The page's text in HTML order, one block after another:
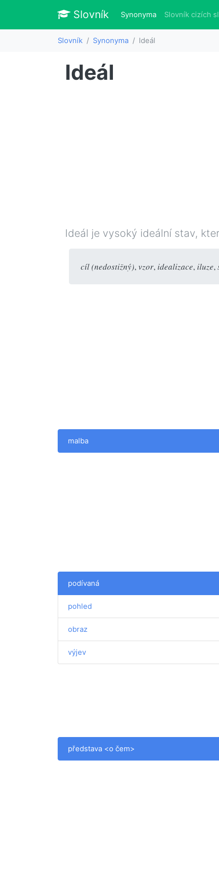
Slovník Slovník
Synonyma(aktuálně)
Slovník cizích
Slovník Synonyma Ideál
Ideál
Ideál je vysoký ideální stav,
cíl (nedostižný), vzor, idealizace, iluze,
malba
podívaná
pohled
obraz
výjev
představa <o čem>